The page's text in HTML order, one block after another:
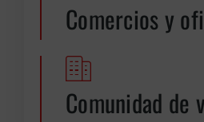
Comercios y
Comunidad de